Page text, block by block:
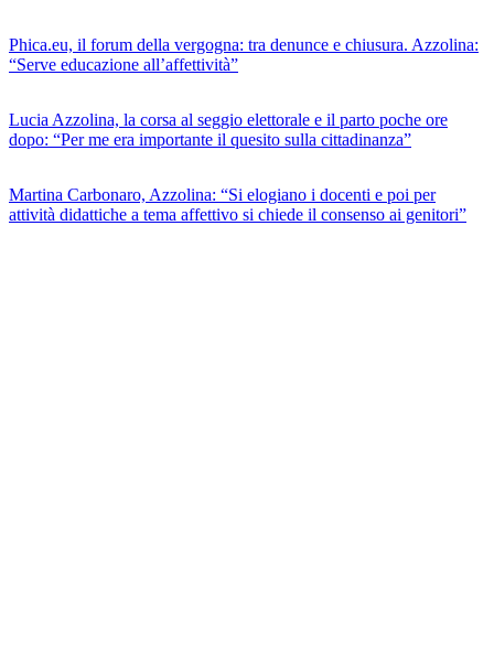
Phica.eu, il forum della vergogna: tra denunce e chiusura. Azzolina:
“Serve educazione all’affettività”
Lucia Azzolina, la corsa al seggio elettorale e il parto poche ore
dopo: “Per me era importante il quesito sulla cittadinanza”
Martina Carbonaro, Azzolina: “Si elogiano i docenti e poi per
attività didattiche a tema affettivo si chiede il consenso ai genitori”